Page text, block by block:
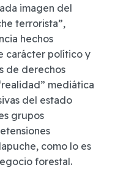
imagen del
terrorista”,
hechos
carácter político y
de derechos
mediática
del estado
grupos
como lo es
forestal.